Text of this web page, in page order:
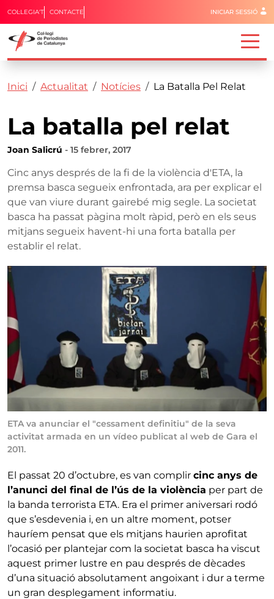
Vés al contingut
Capçalera
COL·LEGIA'T CONTACTE Menú del
INICIAR SESSIÓ
Fil d'ariadna
Inici Actualitat Notícies La Batalla Pel Relat
La batalla pel relat
Joan Salicrú - 15 febrer, 2017
Cinc anys després de la fi de la violència d'ETA, la
premsa basca segueix enfrontada, ara per explicar el
que van viure durant gairebé mig segle. La societat
basca ha passat pàgina molt ràpid, però en els seus
mitjans segueix havent-hi una forta batalla per
establir el relat.
ETA va anunciar el "cessament definitiu" de la seva
activitat armada en un vídeo publicat al web de Gara el
2011.
El passat 20 d’octubre, es van complir cinc anys de
l’anunci del final de l’ús de la violència per part de
la banda terrorista ETA. Era el primer aniversari rodó
que s’esdevenia i, en un altre moment, potser
hauríem pensat que els mitjans haurien aprofitat
l’ocasió per plantejar com la societat basca ha viscut
aquest primer lustre en pau després de dècades
d’una situació absolutament angoixant i dur a terme
un gran desplegament informatiu.